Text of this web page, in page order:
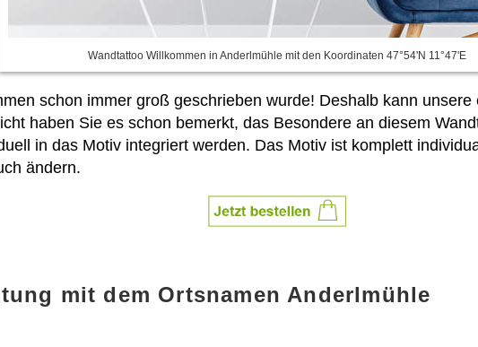
Wandtattoo Willkommen in Anderlmühle mit den Koordinaten 47°54'N 11°47'E
schon immer groß geschrieben wurde! Deshalb kann
haben Sie es schon bemerkt, das Besondere an diesem
in das Motiv integriert werden. Das Motiv ist komplett
ändern.
mit dem Ortsnamen Anderlmühle